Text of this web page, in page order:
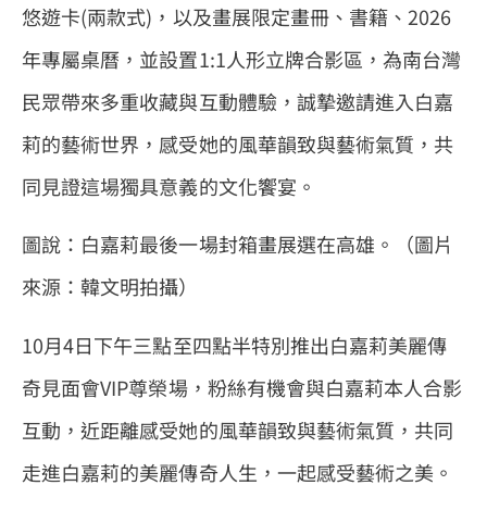
悠遊卡(兩款式)，以及畫展限定畫冊、書籍、2026
年專屬桌曆，並設置1:1人形立牌合影區，為南台灣
民眾帶來多重收藏與互動體驗，誠摯邀請進入白嘉
莉的藝術世界，感受她的風華韻致與藝術氣質，共
同見證這場獨具意義的文化饗宴。
圖說：白嘉莉最後一場封箱畫展選在高雄。（圖片
來源：韓文明拍攝）
10月4日下午三點至四點半特別推出白嘉莉美麗傳
奇見面會VIP尊榮場，粉絲有機會與白嘉莉本人合影
互動，近距離感受她的風華韻致與藝術氣質，共同
走進白嘉莉的美麗傳奇人生，一起感受藝術之美。